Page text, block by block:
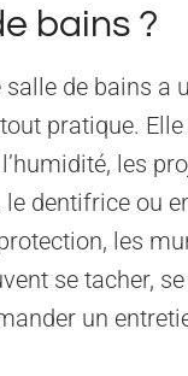
bains ?
salle de bains a
pratique.
les
le dentifrice ou
les
se tacher,
un